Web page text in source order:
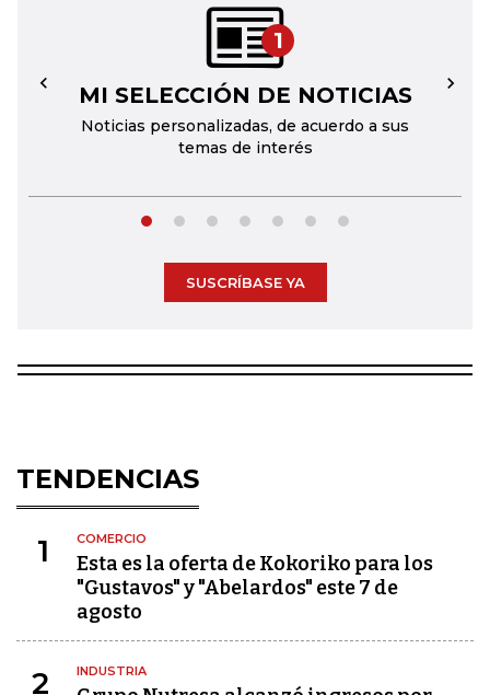
1
MI SELECCIÓN DE NOTICIAS
Noticias personalizadas, de acuerdo a sus
temas de interés
← →
SUSCRÍBASE YA
TENDENCIAS
1 COMERCIO
Esta es la oferta de Kokoriko para los
"Gustavos" y "Abelardos" este 7 de
agosto
2 INDUSTRIA